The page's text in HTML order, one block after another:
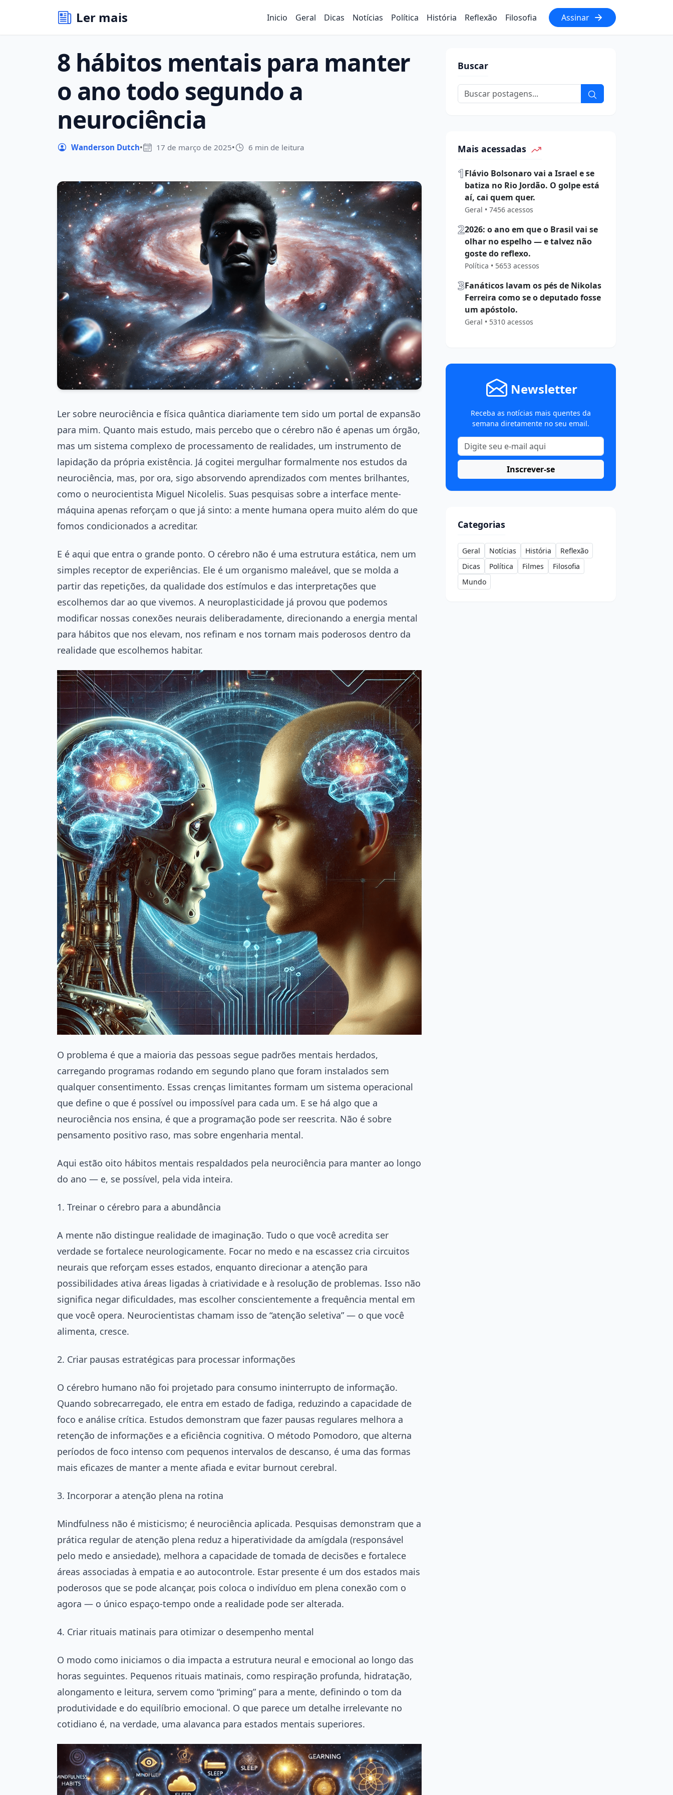
Ler mais Inicio Geral Dicas Notícias Política História Reflexão Filosofia Assinar
8 hábitos mentais para manter
o ano todo segundo a
neurociência
Wanderson Dutch• 17 de março de 2025• 6 min de leitura
Ler sobre neurociência e física quântica diariamente tem sido um portal de expansão
para mim. Quanto mais estudo, mais percebo que o cérebro não é apenas um órgão,
mas um sistema complexo de processamento de realidades, um instrumento de
lapidação da própria existência. Já cogitei mergulhar formalmente nos estudos da
neurociência, mas, por ora, sigo absorvendo aprendizados com mentes brilhantes,
como o neurocientista Miguel Nicolelis. Suas pesquisas sobre a interface mente-
máquina apenas reforçam o que já sinto: a mente humana opera muito além do que
fomos condicionados a acreditar.
E é aqui que entra o grande ponto. O cérebro não é uma estrutura estática, nem um
simples receptor de experiências. Ele é um organismo maleável, que se molda a
partir das repetições, da qualidade dos estímulos e das interpretações que
escolhemos dar ao que vivemos. A neuroplasticidade já provou que podemos
modificar nossas conexões neurais deliberadamente, direcionando a energia mental
para hábitos que nos elevam, nos refinam e nos tornam mais poderosos dentro da
realidade que escolhemos habitar.
O problema é que a maioria das pessoas segue padrões mentais herdados,
carregando programas rodando em segundo plano que foram instalados sem
qualquer consentimento. Essas crenças limitantes formam um sistema operacional
que define o que é possível ou impossível para cada um. E se há algo que a
neurociência nos ensina, é que a programação pode ser reescrita. Não é sobre
pensamento positivo raso, mas sobre engenharia mental.
Aqui estão oito hábitos mentais respaldados pela neurociência para manter ao longo
do ano — e, se possível, pela vida inteira.
1. Treinar o cérebro para a abundância
A mente não distingue realidade de imaginação. Tudo o que você acredita ser
verdade se fortalece neurologicamente. Focar no medo e na escassez cria circuitos
neurais que reforçam esses estados, enquanto direcionar a atenção para
possibilidades ativa áreas ligadas à criatividade e à resolução de problemas. Isso não
significa negar dificuldades, mas escolher conscientemente a frequência mental em
que você opera. Neurocientistas chamam isso de “atenção seletiva” — o que você
alimenta, cresce.
2. Criar pausas estratégicas para processar informações
O cérebro humano não foi projetado para consumo ininterrupto de informação.
Quando sobrecarregado, ele entra em estado de fadiga, reduzindo a capacidade de
foco e análise crítica. Estudos demonstram que fazer pausas regulares melhora a
retenção de informações e a eficiência cognitiva. O método Pomodoro, que alterna
períodos de foco intenso com pequenos intervalos de descanso, é uma das formas
mais eficazes de manter a mente afiada e evitar burnout cerebral.
3. Incorporar a atenção plena na rotina
Mindfulness não é misticismo; é neurociência aplicada. Pesquisas demonstram que a
prática regular de atenção plena reduz a hiperatividade da amígdala (responsável
pelo medo e ansiedade), melhora a capacidade de tomada de decisões e fortalece
áreas associadas à empatia e ao autocontrole. Estar presente é um dos estados mais
poderosos que se pode alcançar, pois coloca o indivíduo em plena conexão com o
agora — o único espaço-tempo onde a realidade pode ser alterada.
4. Criar rituais matinais para otimizar o desempenho mental
O modo como iniciamos o dia impacta a estrutura neural e emocional ao longo das
horas seguintes. Pequenos rituais matinais, como respiração profunda, hidratação,
alongamento e leitura, servem como “priming” para a mente, definindo o tom da
produtividade e do equilíbrio emocional. O que parece um detalhe irrelevante no
cotidiano é, na verdade, uma alavanca para estados mentais superiores.
Buscar
Mais acessadas
1Flávio Bolsonaro vai a Israel e se
batiza no Rio Jordão. O golpe está
aí, cai quem quer.
Geral • 7456 acessos
22026: o ano em que o Brasil vai se
olhar no espelho — e talvez não
goste do reflexo.
Política • 5653 acessos
3Fanáticos lavam os pés de Nikolas
Ferreira como se o deputado fosse
um apóstolo.
Geral • 5310 acessos
Newsletter
Receba as notícias mais quentes da
semana diretamente no seu email.
Inscrever-se
Categorias
Geral Notícias História
Reflexão
Dicas
Política Filmes
Filosofia
Mundo